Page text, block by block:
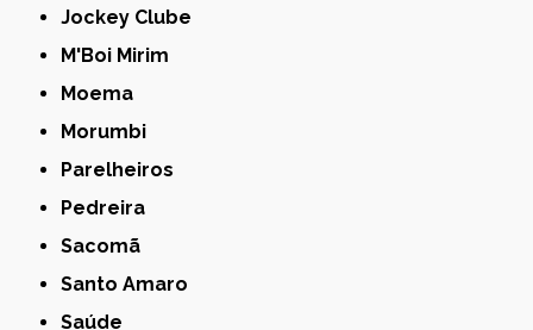
Jockey Clube
M'Boi Mirim
Moema
Morumbi
Parelheiros
Pedreira
Sacomã
Santo Amaro
Saúde